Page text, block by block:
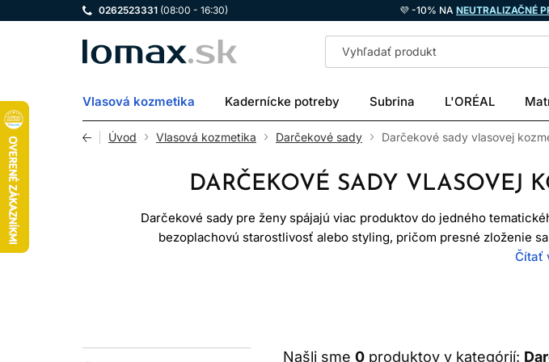
0262523331 (08:00 - 16:30) 💜 -10% NA NEUTRALIZAČNÉ
LOMAX
Vlasová kozmetika Kadernícke potreby Subrina L'ORÉAL
Úvod Vlasová kozmetika Darčekové sady Darčekové sady vlasovej
DARČEKOVÉ SADY VLASOVEJ
Darčekové sady pre ženy spájajú viac produktov do jedného
bezoplachovú starostlivosť alebo styling, pričom presné zloženie
značku. Najlepší darček zohľadňuje typ vlasov, ich stav, bežnúČítať
Našli sme 0 produktov v kategórií: